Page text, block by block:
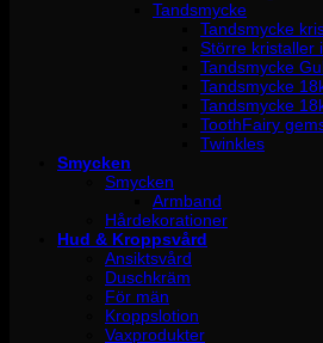
Tandsmycke
Tandsmycke
Större kristaller
Tandsmycke
Tandsmycke
Tandsmycke
ToothFairy
Twinkles
Smycken
Smycken
Armband
Hårdekorationer
Hud & Kroppsvård
Ansiktsvård
Duschkräm
För män
Kroppslotion
Vaxprodukter